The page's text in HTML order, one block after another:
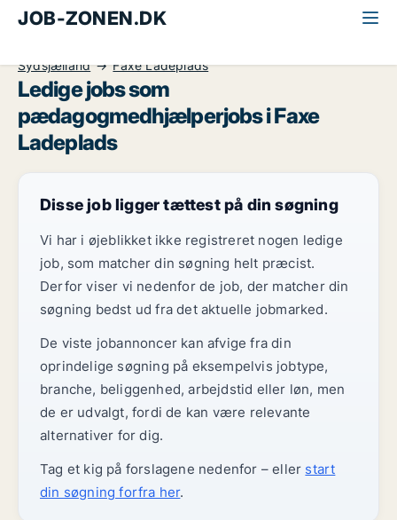
JOB-ZONEN.DK
Sydsjælland
Faxe Ladeplads
Ledige jobs som
pædagogmedhjælperjobs i Faxe
Ladeplads
Disse job ligger tættest på din søgning
Vi har i øjeblikket ikke registreret nogen ledige
job, som matcher din søgning helt præcist.
Derfor viser vi nedenfor de job, der matcher din
søgning bedst ud fra det aktuelle jobmarked.
De viste jobannoncer kan afvige fra din
oprindelige søgning på eksempelvis jobtype,
branche, beliggenhed, arbejdstid eller løn, men
de er udvalgt, fordi de kan være relevante
alternativer for dig.
Tag et kig på forslagene nedenfor – eller start
din søgning forfra her.